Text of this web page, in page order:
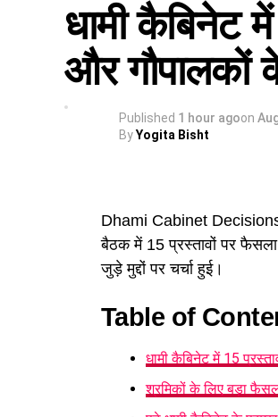
धामी कैबिनेट
और
Published 1 hour agoon
ByYogita Bisht
Dhami Cabinet
बैठक में 15 प्रस्तावों पर फैसला
जुड़े मुद्दों पर चर्चा हुई।
Table of
धामी कैबिनेट में 15
श्रमिकों के लिए बड़ा